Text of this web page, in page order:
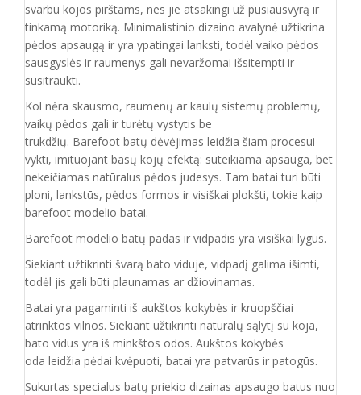
svarbu kojos pirštams, nes jie atsakingi už pusiausvyrą ir
tinkamą motoriką. Minimalistinio dizaino avalynė užtikrina
pėdos apsaugą ir yra ypatingai lanksti, todėl vaiko pėdos
sausgyslės ir raumenys gali nevaržomai išsitempti ir
susitraukti.
Kol nėra skausmo, raumenų ar kaulų sistemų problemų,
vaikų pėdos gali ir turėtų vystytis be
trukdžių. Barefoot batų dėvėjimas leidžia šiam procesui
vykti, imituojant basų kojų efektą: suteikiama apsauga, bet
nekeičiamas natūralus pėdos judesys. Tam batai turi būti
ploni, lankstūs, pėdos formos ir visiškai plokšti, tokie kaip
barefoot modelio batai.
Barefoot modelio batų padas ir vidpadis yra visiškai lygūs.
Siekiant užtikrinti švarą bato viduje, vidpadį galima išimti,
todėl jis gali būti plaunamas ar džiovinamas.
Batai yra pagaminti iš aukštos kokybės ir kruopščiai
atrinktos vilnos. Siekiant užtikrinti natūralų sąlytį su koja,
bato vidus yra iš minkštos odos. Aukštos kokybės
oda leidžia pėdai kvėpuoti, batai yra patvarūs ir patogūs.
Sukurtas specialus batų priekio dizainas apsaugo batus nuo